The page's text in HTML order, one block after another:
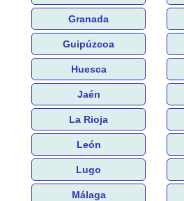
Granada
Guipúzcoa
Huesca
Jaén
La Rioja
León
Lugo
Málaga